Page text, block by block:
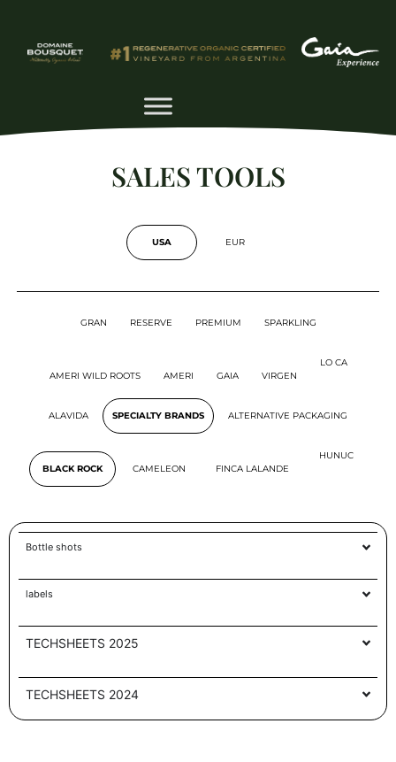
SALES TOOLS
USA EUR
GRAN RESERVE PREMIUM SPARKLING
AMERI WILD ROOTS AMERI GAIA VIRGEN
LO CA
ALAVIDA SPECIALTY BRANDS ALTERNATIVE PACKAGING
BLACK ROCK CAMELEON FINCA LALANDE
HUNUC
Bottle shots
labels
TECHSHEETS 2025
TECHSHEETS 2024